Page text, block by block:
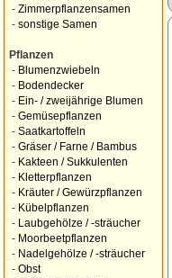
- Zimmerpflanzensamen
- sonstige Samen
Pflanzen
- Blumenzwiebeln
- Bodendecker
- Ein- / zweijährige Blumen
- Gemüsepflanzen
- Saatkartoffeln
- Gräser / Farne / Bambus
- Kakteen / Sukkulenten
- Kletterpflanzen
- Kräuter / Gewürzpflanzen
- Kübelpflanzen
-
Laubgehölze / -sträucher
- Moorbeetpflanzen
- Nadelgehölze / -sträucher
- Obst